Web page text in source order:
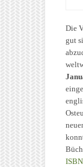
Die
gut